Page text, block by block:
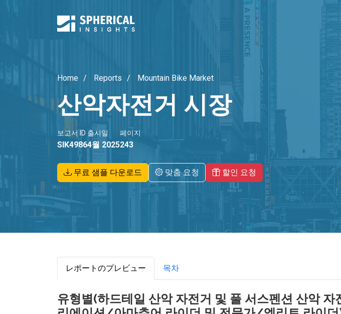
Home Reports Mountain Bike Market
산악자전거 시장
보고서 ID
SIK4986
출시일
4월 2025
페이지
243
무료 샘플 다운로드 맞춤 요청 할인 요청
レポートのプレビュー 목차
유형별(하드테일 산악 자전거 및 풀 서스펜션 산악